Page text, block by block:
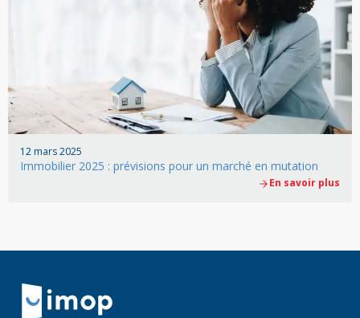
12 mars 2025
Immobilier 2025 : prévisions pour un marché en mutation
En savoir plus
Retour à la navigation principale